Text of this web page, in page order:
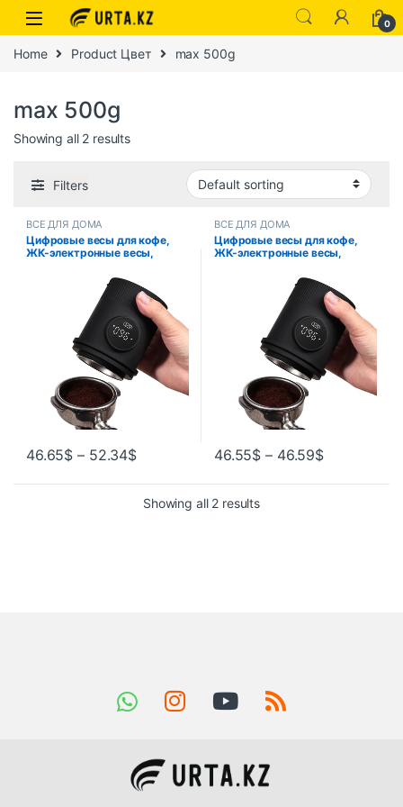
0
Home Product Цвет max 500g
max 500g
Showing all 2 results
Filters
ВСЕ ДЛЯ ДОМА
Цифровые весы для кофе,
ЖК-электронные весы,
KC232, весы для чашек, 500
46.65$ – 52.34$
ВСЕ ДЛЯ ДОМА
Цифровые весы для кофе,
ЖК-электронные весы,
KC232, весы для чашек, 500
46.55$ – 46.59$
Showing all 2 results